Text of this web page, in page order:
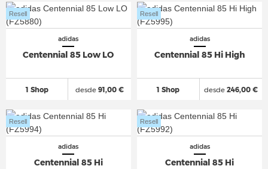
adidas
Centennial 85 Low LO
1 Shop
Resell
desde91,00 €
adidas
Centennial 85 Hi High
1 Shop
Resell
desde246,00 €
adidas
Centennial 85 Hi
Resell
adidas
Centennial 85 Hi
Resell